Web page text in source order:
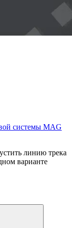
системы MAG
линию трека
варианте